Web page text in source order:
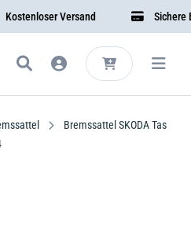
Versand Sichere
Bremssattel SKODA Tas